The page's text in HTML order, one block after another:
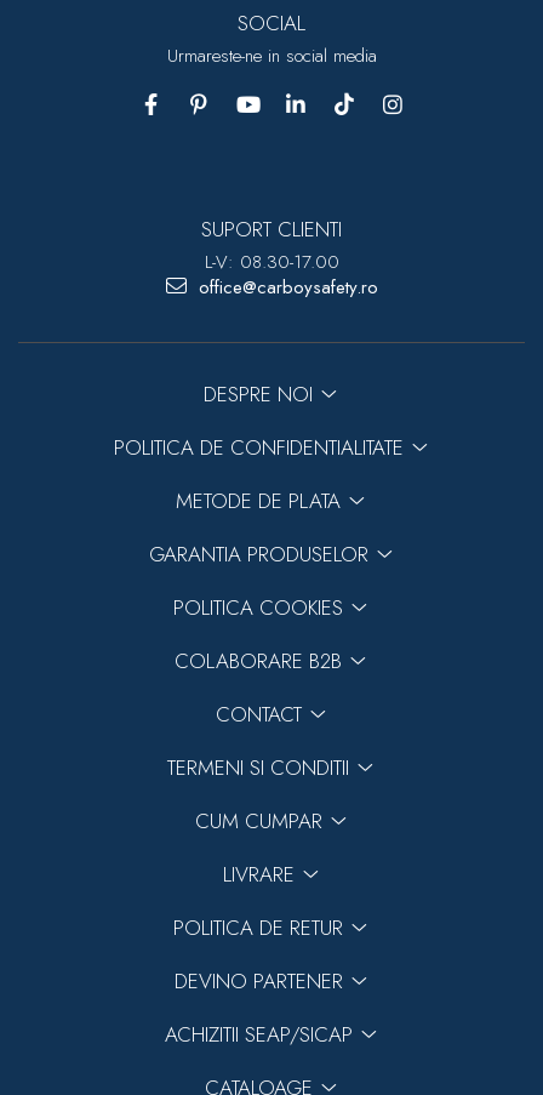
SOCIAL
Urmareste-ne in social media
SUPORT CLIENTI
L-V: 08.30-17.00
office@carboysafety.ro
DESPRE NOI
POLITICA DE CONFIDENTIALITATE
METODE DE PLATA
GARANTIA PRODUSELOR
POLITICA COOKIES
COLABORARE B2B
CONTACT
TERMENI SI CONDITII
CUM CUMPAR
LIVRARE
POLITICA DE RETUR
DEVINO PARTENER
ACHIZITII SEAP/SICAP
CATALOAGE